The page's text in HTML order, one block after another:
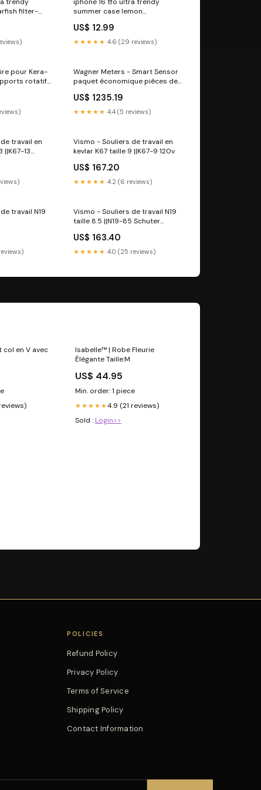
filter-
summer case lemon
US$ 12.99
★★★★★ 4.6 (29 reviews)
pour Kera-
rotatifs
Wagner Meters - Smart Sensor
paquet économique pièces de
L6 (paquet de 25) ||880-
R0040-011 36x36
US$ 1235.19
★★★★★ 4.4 (5 reviews)
travail en
||K67-13
Vismo - Souliers de travail en
kevlar K67 taille 9 ||K67-9 120v
US$ 167.20
★★★★★ 4.2 (6 reviews)
travail N19
Vismo - Souliers de travail N19
taille 8.5 ||N19-85 Schuter
US$ 163.40
★★★★★ 4.0 (25 reviews)
col en V avec
Isabelle™ | Robe Fleurie
Élégante Taille:M
US$ 44.95
Min. order: 1 piece
★★★★★4.9 (21 reviews)
Sold : Login>>
POLICIES
Refund Policy
Privacy Policy
Terms of Service
Shipping Policy
Contact Information